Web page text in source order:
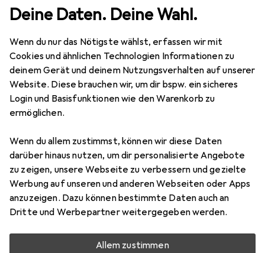
Deine Daten. Deine Wahl.
Wenn du nur das Nötigste wählst, erfassen wir mit
Cookies und ähnlichen Technologien Informationen zu
deinem Gerät und deinem Nutzungsverhalten auf unserer
Website. Diese brauchen wir, um dir bspw. ein sicheres
Login und Basisfunktionen wie den Warenkorb zu
ermöglichen.
Wenn du allem zustimmst, können wir diese Daten
darüber hinaus nutzen, um dir personalisierte Angebote
zu zeigen, unsere Webseite zu verbessern und gezielte
Werbung auf unseren und anderen Webseiten oder Apps
anzuzeigen. Dazu können bestimmte Daten auch an
Dritte und Werbepartner weitergegeben werden.
Allem zustimmen
Schneider Electric ALTIVAR 12 DIN Mounting Plates Size 1
Schneider ElectricALTIVAR 12 DIN
Mounting Plates Size 1
Preis in EUR inkl. MwSt.
EUR
79,61
Bewertungen Marke
Mehr von Schneider
Electric
Zwischen Di, 25.8. und Di, 1.9. geliefert